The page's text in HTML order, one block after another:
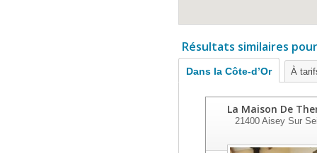
Résultats similaires
Dans la Côte-d’Or À
La Maison De
21400Aisey Sur